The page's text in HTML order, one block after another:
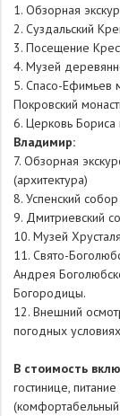
1. Обзорная
2. Суздальский
3. Посещение
4. Музей
5. Спасо-Ефимьев
Покровский
6. Церковь
Владимир:
7. Обзорная
(архитектура)
8. Успенский
9. Дмитриевский
10. Музей
11. Свято-
Андрея
Богородицы.
12. Внешний
погодных
В стоимость
гостинице,
(комфортабельный